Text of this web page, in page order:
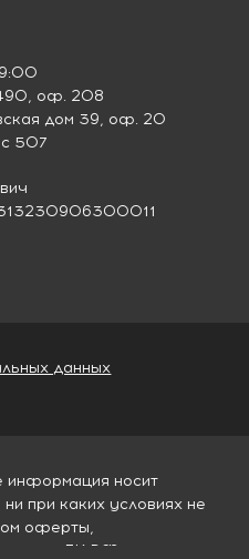
оф. 208
дом 39, оф. 20
507
данных
информация носит
при каких условиях не
оферты,
437 ГК РФ